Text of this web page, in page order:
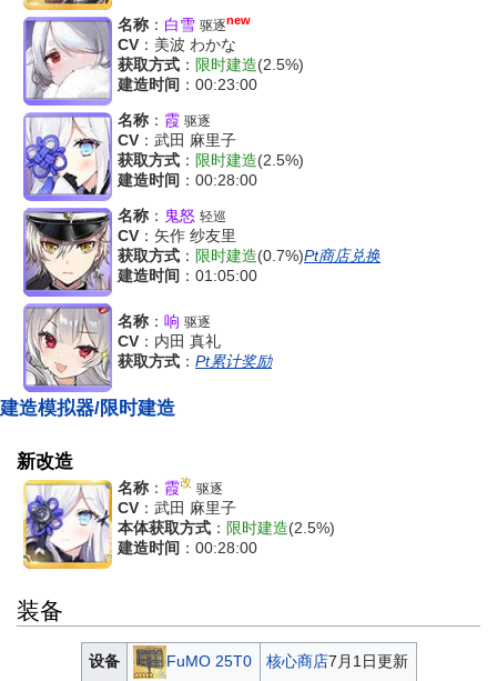
名称 ： 白雪 驱逐new
CV ：美波 わかな
获取方式 ： 限时建造(2.5%)
建造时间 ：00:23:00
名称 ： 霞 驱逐
CV ：武田 麻里子
获取方式 ： 限时建造(2.5%)
建造时间 ：00:28:00
名称 ： 鬼怒 轻巡
CV ：矢作 纱友里
获取方式 ： 限时建造(0.7%)Pt商店兑换
建造时间 ：01:05:00
名称 ： 响 驱逐
CV ：内田 真礼
获取方式 ： Pt累计奖励
建造模拟器/限时建造
新改造
名称 ： 霞改 驱逐
CV ：武田 麻里子
本体获取方式 ： 限时建造(2.5%)
建造时间 ：00:28:00
装备
设备 FuMO 25T0 核心商店7月1日更新